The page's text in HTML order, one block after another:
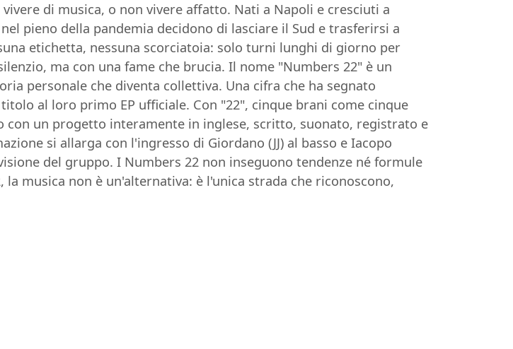
di musica, o non vivere affatto. Nati a Napoli e cresciuti a
pieno della pandemia decidono di lasciare il Sud e trasferirsi a
etichetta, nessuna scorciatoia: solo turni lunghi di giorno per
ma con una fame che brucia. Il nome "Numbers 22" è un
personale che diventa collettiva. Una cifra che ha segnato
al loro primo EP ufficiale. Con "22", cinque brani come cinque
un progetto interamente in inglese, scritto, suonato, registrato e
si allarga con l'ingresso di Giordano (JJ) al basso e Iacopo
del gruppo. I Numbers 22 non inseguono tendenze né formule
musica non è un'alternativa: è l'unica strada che riconoscono,